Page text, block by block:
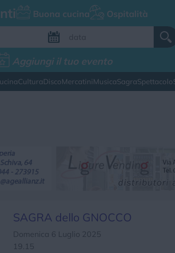
Buona cucina Ospitalità
Aggiungi il tuo evento
CulturaDiscoMercatiniMusicaSagraSpettacolo
il tuo evento
EVENTI
EVENTI
siamoPrivacy e CookieLogin
SAGRA dello GNOCCO
Domenica 6 Luglio 2025
19.15